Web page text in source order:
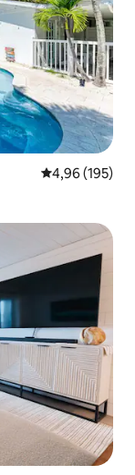
Nilai rata-rata
4,96 (195)